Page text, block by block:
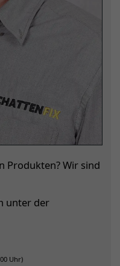
Produkten? Wir sind
unter der
Uhr)